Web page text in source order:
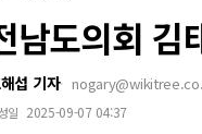
남도의회 김
섭 기자
일 2025-09-07 04:37